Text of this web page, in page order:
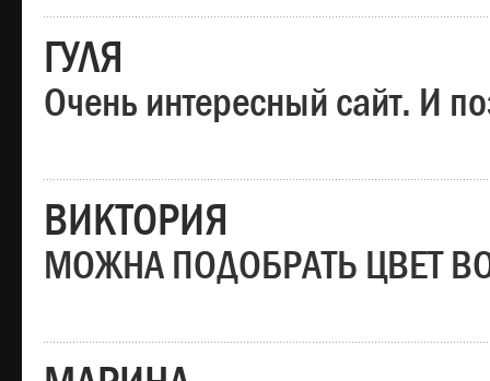
ГУЛЯ
Очень интересный сайт. И
ВИКТОРИЯ
МОЖНА ПОДОБРАТЬ ЦВЕТ